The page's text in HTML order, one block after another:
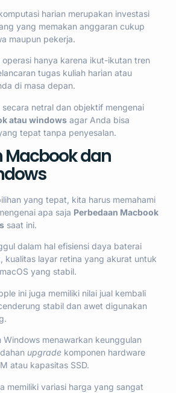
harian merupakan investasi
yang memakan anggaran cukup
maupun pekerja.
operasi hanya karena ikut-ikutan tren
tugas kuliah harian atau
di masa depan.
netral dan objektif mengenai
atau windows agar Anda bisa
tepat tanpa penyesalan.
Macbook dan
yang tepat, kita harus memahami
apa saja Perbedaan Macbook
saat ini.
dalam hal efisiensi daya baterai
kualitas layar retina yang akurat untuk
yang stabil.
ini juga memiliki nilai jual kembali
stabil dan awet digunakan
Windows menawarkan keunggulan
upgrade komponen hardware
atau kapasitas SSD.
memiliki variasi harga yang sangat